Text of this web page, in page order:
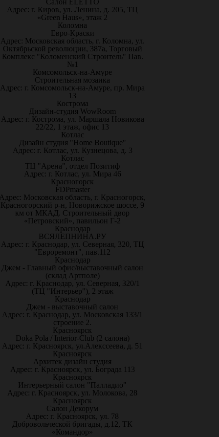
Салон ELETTO
Адрес: г. Киров, ул. Ленина, д. 205, ТЦ
«Green Haus», этаж 2
Коломна
Евро-Краски
Адрес: Московская область, г. Коломна, ул.
Октябрьской революции, 387а, Торговый
Комплекс "Коломенский Строитель" Пав.
№1
Комсомольск-на-Амуре
Строительная мозаика
Адрес: г. Комсомольск-на-Амуре, пр. Мира
13
Кострома
Дизайн-студия WowRoom
Адрес: г. Кострома, ул. Маршала Новикова
22/22, 1 этаж, офис 13
Котлас
Дизайн студия "Home Boutique"
Адрес: г. Котлас, ул. Кузнецова, д. 3
Котлас
ТЦ "Арена", отдел Позитиф
Адрес: г. Котлас, ул. Мира 46
Красногорск
FDPmaster
Московская область, г. Красногорск,
Красногорский р-н, Новорижское шоссе, 9
км от МКАД. Строительный двор
«Петровский», павильон Г-2
Краснодар
ВСЯЛЕПНИНА.РУ
Адрес: г. Краснодар, ул. Северная, 320, ТЦ
"Евроремонт", пав.112
Краснодар
Джем - Главный офис/выставочный салон
(склад Артполе)
Адрес: г. Краснодар, ул. Северная, 320/1
(ТЦ "Интерьер"), 2 этаж
Краснодар
Джем - выставочный салон
Адрес: г. Краснодар, ул. Московская 133/1
строение 2.
Красноярск
Doka Pola / Interior-Club (2 салона)
Адрес: г. Красноярск, ул.Алекссеева, д. 51
Красноярск
Архитек дизайн студия
Адрес: г. Красноярск, ул. Бограда 113
Красноярск
Интерьерный салон "Палладио"
Адрес: г. Красноярск, ул. Молокова, 28
Красноярск
Салон Декорум
Адрес: г. Красноярск, ул. 78
Добровольческой бригады, д.12, ТК
«Командор»